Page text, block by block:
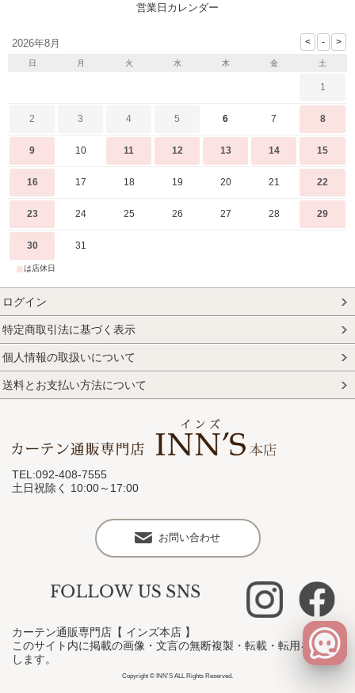
営業日カレンダー
2026年8月
日 月 火 水 木 金 土
1
2 3 4 5 6 7 8
9 10 11 12 13 14 15
16 17 18 19 20 21 22
23 24 25 26 27 28 29
30 31
■は店休日
ログイン
特定商取引法に基づく表示
個人情報の取扱いについて
送料とお支払い方法について
TEL:092-408-7555
土日祝除く 10:00～17:00
お問い合わせ
カーテン通販専門店【 インズ本店 】
このサイト内に掲載の画像・文言の無断複製・転載・転用を禁止
します。
Copyright © INN'S ALL Rights Reserved.